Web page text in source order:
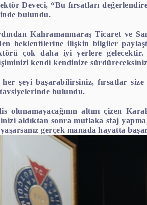
Deveci, “Bu fırsatları
bulundu.
Kahramanmaraş Ticaret ve
beklentilerine ilişkin bilgiler
çok daha iyi yerlere gelecektir.
kendi kendinize
her şeyi başarabilirsiniz, fırsatlar
bulundu.
olunamayacağının altını çizen
aldıktan sonra mutlaka staj
gerçek manada hayatta